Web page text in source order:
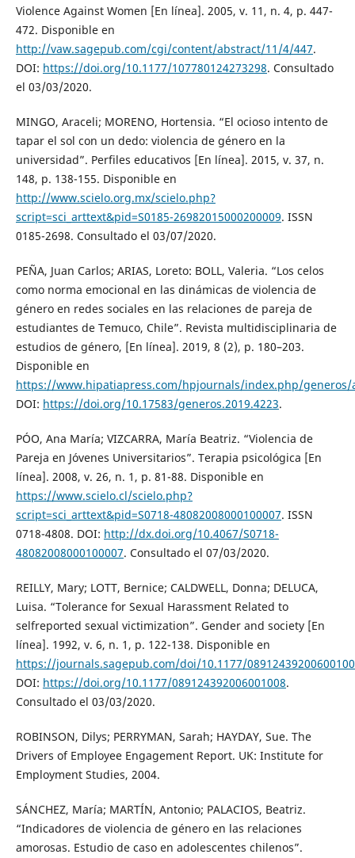
Violence Against Women [En línea]. 2005, v. 11, n. 4, p. 447-
472. Disponible en
http://vaw.sagepub.com/cgi/content/abstract/11/4/447.
DOI: https://doi.org/10.1177/107780124273298. Consultado
el 03/03/2020.
MINGO, Araceli; MORENO, Hortensia. “El ocioso intento de
tapar el sol con un dedo: violencia de género en la
universidad”. Perfiles educativos [En línea]. 2015, v. 37, n.
148, p. 138-155. Disponible en
http://www.scielo.org.mx/scielo.php?
script=sci_arttext&pid=S0185-26982015000200009. ISSN
0185-2698. Consultado el 03/07/2020.
PEÑA, Juan Carlos; ARIAS, Loreto: BOLL, Valeria. “Los celos
como norma emocional en las dinámicas de violencia de
género en redes sociales en las relaciones de pareja de
estudiantes de Temuco, Chile”. Revista multidisciplinaria de
estudios de género, [En línea]. 2019, 8 (2), p. 180–203.
Disponible en
https://www.hipatiapress.com/hpjournals/index.php/
DOI: https://doi.org/10.17583/generos.2019.4223.
PÓO, Ana María; VIZCARRA, María Beatriz. “Violencia de
Pareja en Jóvenes Universitarios”. Terapia psicológica [En
línea]. 2008, v. 26, n. 1, p. 81-88. Disponible en
https://www.scielo.cl/scielo.php?
script=sci_arttext&pid=S0718-48082008000100007. ISSN
0718-4808. DOI: http://dx.doi.org/10.4067/S0718-
48082008000100007. Consultado el 07/03/2020.
REILLY, Mary; LOTT, Bernice; CALDWELL, Donna; DELUCA,
Luisa. “Tolerance for Sexual Harassment Related to
selfreported sexual victimization”. Gender and society [En
línea]. 1992, v. 6, n. 1, p. 122-138. Disponible en
https://journals.sagepub.com/doi/10.1177/
DOI: https://doi.org/10.1177/089124392006001008.
Consultado el 03/03/2020.
ROBINSON, Dilys; PERRYMAN, Sarah; HAYDAY, Sue. The
Drivers of Employee Engagement Report. UK: Institute for
Employment Studies, 2004.
SÁNCHEZ, María; MARTÍN, Antonio; PALACIOS, Beatriz.
“Indicadores de violencia de género en las relaciones
amorosas. Estudio de caso en adolescentes chilenos”.